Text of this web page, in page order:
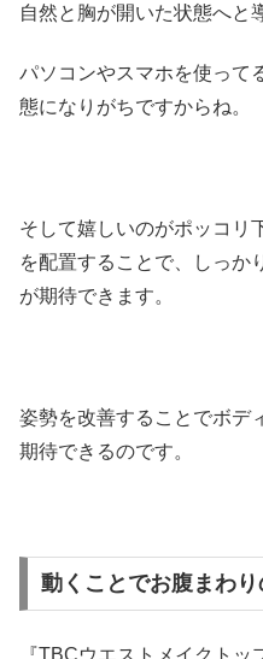
自然と胸が開いた状態へと
パソコンやスマホを使って
態になりがちですからね。
そして嬉しいのがポッコリ
を配置することで、しっか
が期待できます。
姿勢を改善することでボデ
期待できるのです。
動くことでお腹まわ
『TBCウエストメイクト